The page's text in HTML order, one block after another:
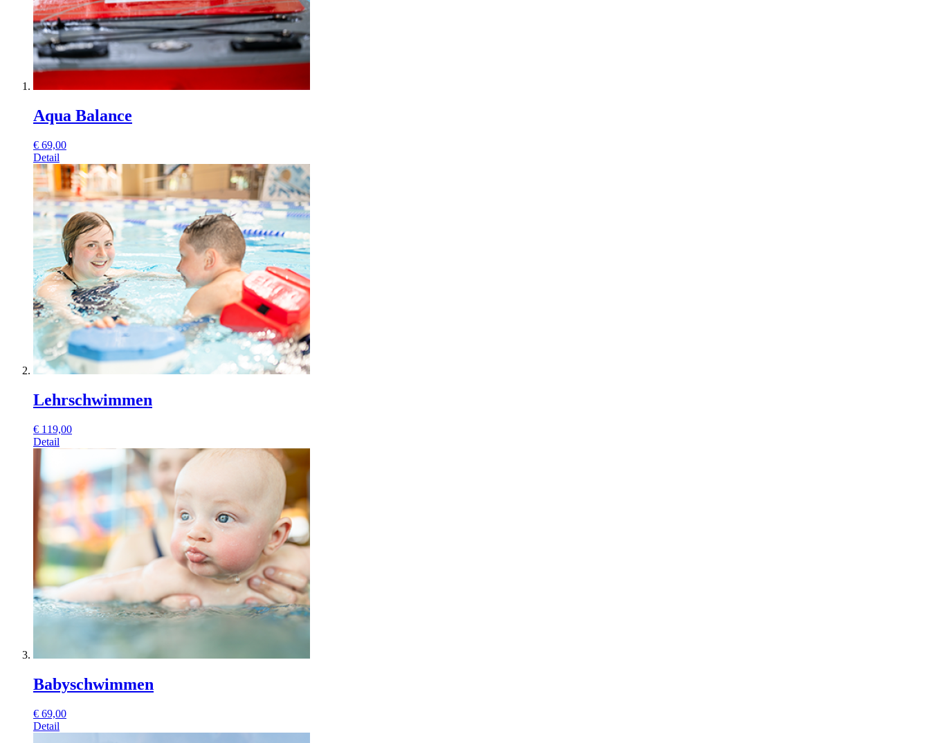
Aqua Balance
€ 69,00
Detail
Lehrschwimmen
€ 119,00
Detail
Babyschwimmen
€ 69,00
Detail